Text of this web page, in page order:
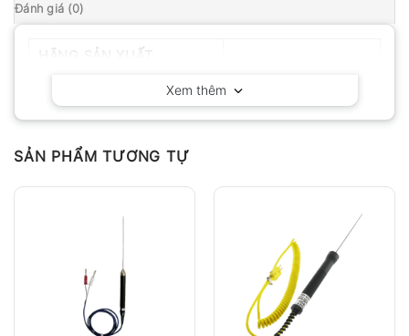
Đánh giá (0)
Xem thêm
SẢN PHẨM TƯƠNG TỰ